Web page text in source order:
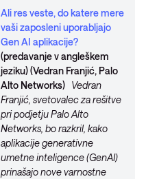
Ali res veste, do katere mere
vaši zaposleni uporabljajo
Gen AI aplikacije?
(predavanje v angleškem
jeziku) (Vedran Franjić, Palo
Alto Networks) Vedran
Franjić, svetovalec za rešitve
pri podjetju Palo Alto
Networks, bo razkril, kako
aplikacije generativne
umetne inteligence (GenAI)
prinašajo nove varnostne